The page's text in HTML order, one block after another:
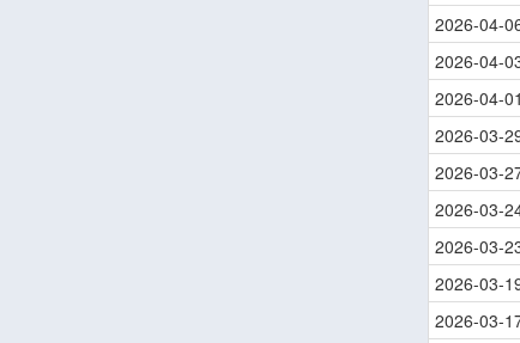
2026-04-
2026-04-
2026-04-
2026-03-
2026-03-
2026-03-
2026-03-
2026-03-
2026-03-